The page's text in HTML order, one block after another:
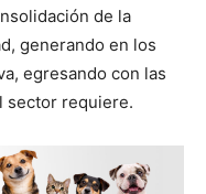
de la
generando en los
egresando con las
sector requiere.